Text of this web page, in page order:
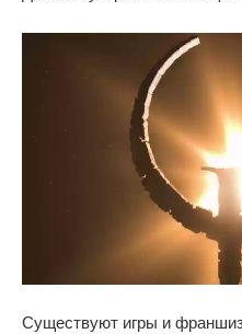
Существуют игры и